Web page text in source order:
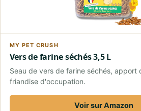
MY PET CRUSH
Vers de farine séchés 3,5 L
Seau de vers de farine séchés, apport
friandise d'occupation.
Voir sur Amazon